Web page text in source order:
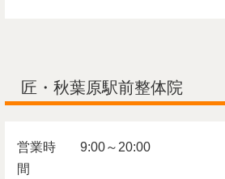
匠・秋葉原駅前整体院
営業時
間
9:00～20:00